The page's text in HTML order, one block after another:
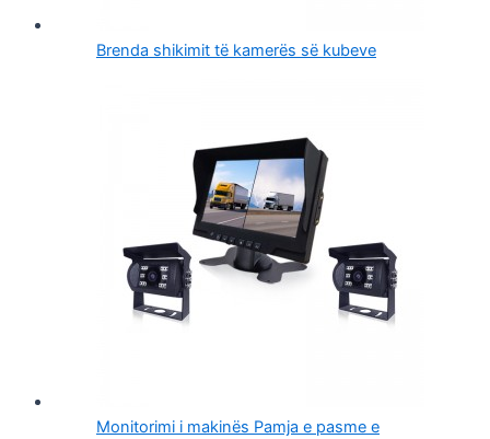
Brenda shikimit të kamerës së kubeve
Monitorimi i makinës Pamja e pasme e